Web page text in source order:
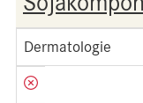
Dermatologie